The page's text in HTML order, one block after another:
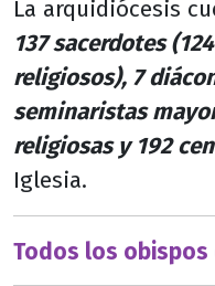
La arquidiócesis
137 sacerdotes
religiosos), 7
seminaristas
religiosas y 192
Iglesia.
Todos los obispos